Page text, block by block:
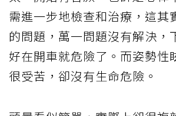
需進一步地檢查和治療，這其
的問題，萬一問題沒有解決，
好在開車就危險了。而姿勢性
很受苦，卻沒有生命危險。